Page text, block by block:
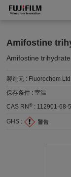
Amifostine
Amifostine trihydrate
製造元 : Fluorochem
保存条件 :室温
CAS RN® : 112901-68-5
GHS :